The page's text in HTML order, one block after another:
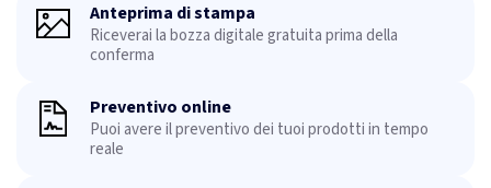
Anteprima di stampa
Riceverai la bozza digitale gratuita prima della
conferma
Preventivo online
Puoi avere il preventivo dei tuoi prodotti in tempo
reale